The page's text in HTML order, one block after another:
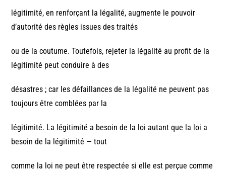
légitimité, en renforçant la légalité, augmente le pouvoir
d’autorité des règles issues des traités
ou de la coutume. Toutefois, rejeter la légalité au profit de la
légitimité peut conduire à des
désastres ; car les défaillances de la légalité ne peuvent pas
toujours être comblées par la
légitimité. La légitimité a besoin de la loi autant que la loi a
besoin de la légitimité — tout
comme la loi ne peut être respectée si elle est perçue comme